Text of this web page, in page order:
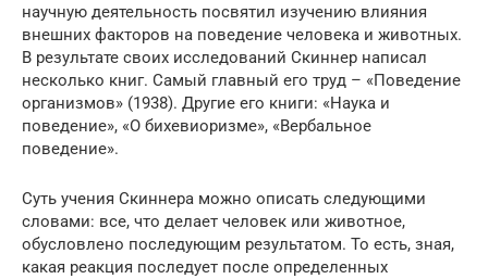
научную деятельность посвятил изучению влияния
внешних факторов на поведение человека и животных.
В результате своих исследований Скиннер написал
несколько книг. Самый главный его труд – «Поведение
организмов» (1938). Другие его книги: «Наука и
поведение», «О бихевиоризме», «Вербальное
поведение».
Суть учения Скиннера можно описать следующими
словами: все, что делает человек или животное,
обусловлено последующим результатом. То есть, зная,
какая реакция последует после определенных